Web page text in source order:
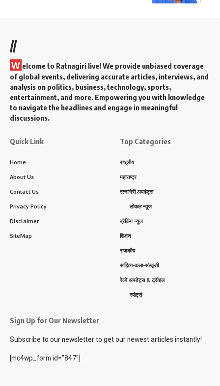
//
W elcome to Ratnagiri live! We provide unbiased coverage
of global events, delivering accurate articles, interviews, and
analysis on politics, business, technology, sports,
entertainment, and more. Empowering you with knowledge
to navigate the headlines and engage in meaningful
discussions.
Quick Link
Home
About Us
Contact Us
Privacy Policy
Disclaimer
SiteMap
Top Categories
राष्ट्रीय
महाराष्ट्र
रत्नागिरी अपडेट्स
लोकल न्यूज
ब्रेकिंग न्यूज
शिक्षण
राजकीय
साहित्य-कला-संस्कृती
रेल्वे अपडेट्स & ट्रॅव्हल
स्पोर्ट्स
Sign Up for Our Newsletter
Subscribe to our newsletter to get our newest articles instantly!
[mc4wp_form id=”847″]